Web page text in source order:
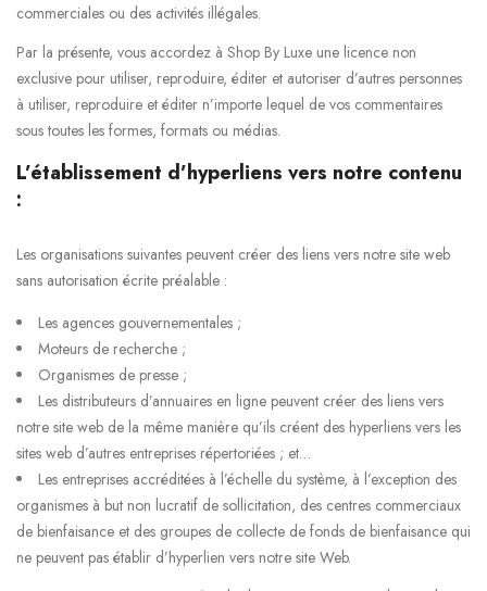
commerciales ou des activités illégales.
Par la présente, vous accordez à Shop By Luxe une licence non
exclusive pour utiliser, reproduire, éditer et autoriser d’autres personnes
à utiliser, reproduire et éditer n’importe lequel de vos commentaires
sous toutes les formes, formats ou médias.
L’établissement d’hyperliens vers notre contenu
:
Les organisations suivantes peuvent créer des liens vers notre site web
sans autorisation écrite préalable :
Les agences gouvernementales ;
Moteurs de recherche ;
Organismes de presse ;
Les distributeurs d’annuaires en ligne peuvent créer des liens vers
notre site web de la même manière qu’ils créent des hyperliens vers les
sites web d’autres entreprises répertoriées ; et…
Les entreprises accréditées à l’échelle du système, à l’exception des
organismes à but non lucratif de sollicitation, des centres commerciaux
de bienfaisance et des groupes de collecte de fonds de bienfaisance qui
ne peuvent pas établir d’hyperlien vers notre site Web.